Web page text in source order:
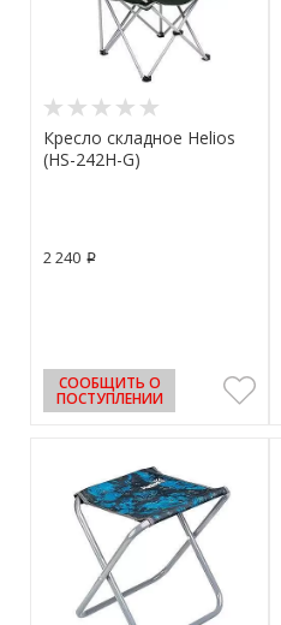
Кресло складное Helios
(HS-242H-G)
2 240 p
СООБЩИТЬ О
ПОСТУПЛЕНИИ